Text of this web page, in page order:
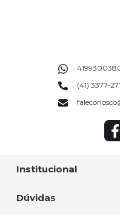
Institucional
Dúvidas
(41) 3377-